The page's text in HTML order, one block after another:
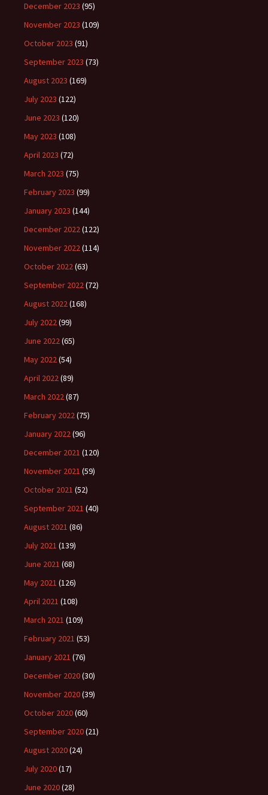
December 2023 (95)
November 2023 (109)
October 2023 (91)
September 2023 (73)
August 2023 (169)
July 2023 (122)
June 2023 (120)
May 2023 (108)
April 2023 (72)
March 2023 (75)
February 2023 (99)
January 2023 (144)
December 2022(122)
November 2022(114)
October 2022(63)
September 2022(72)
August 2022(168)
July 2022(99)
June 2022(65)
May 2022(54)
April 2022(89)
March 2022(87)
February 2022(75)
January 2022(96)
December 2021 (120)
November 2021 (59)
October 2021 (52)
September 2021 (40)
August 2021 (86)
July 2021 (139)
June 2021 (68)
May 2021 (126)
April 2021 (108)
March 2021 (109)
February 2021 (53)
January 2021 (76)
December 2020(30)
November 2020(39)
October 2020(60)
September 2020(21)
August 2020(24)
July 2020(17)
June 2020(28)